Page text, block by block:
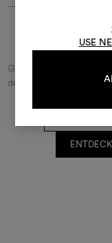
USE
Geben Sie den Namen
der Stadt ein und